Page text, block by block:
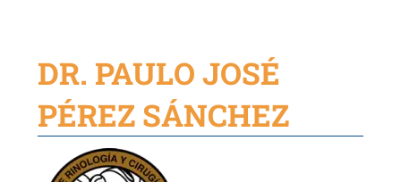
DR. PAULO JOSÉ
PÉREZ SÁNCHEZ